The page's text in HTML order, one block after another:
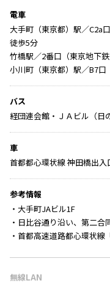
電車
大手町（東京都）駅／C2a
徒歩5分
竹橋駅／2番口（東京地下
小川町（東京都）駅／B7
バス
経団連会館・ＪＡビル（日
車
首都都心環状線 神田橋出入
参考情報
・大手町JAビル1F
・日比谷通り沿い、第二合
・首都高速道路都心環状線
無線LAN